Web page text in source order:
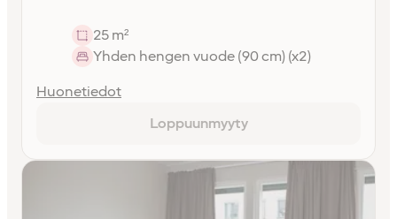
25 m²
Yhden hengen vuode (90 cm) (x2)
Huonetiedot
Loppuunmyyty